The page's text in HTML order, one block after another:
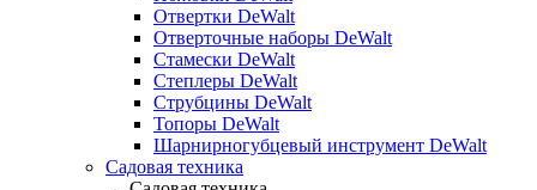
Отвертки DeWalt
Отверточные наборы DeWalt
Стамески DeWalt
Степлеры DeWalt
Струбцины DeWalt
Топоры DeWalt
Шарнирногубцевый инструмент DeWalt
Садовая техника